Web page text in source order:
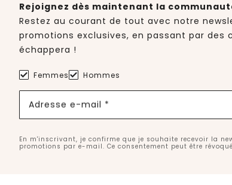
Rejoignez dès maintenant la
Restez au courant de tout avec notre
promotions exclusives, en passant par des
échappera !
Femmes Hommes
Adresse e-mail *
En m'inscrivant, je confirme que je souhaite recevoir la
promotions par e-mail. Ce consentement peut être